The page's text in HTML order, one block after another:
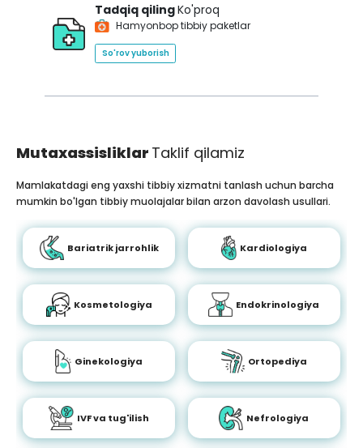
Tadqiq qilingKo'proq
Hamyonbop tibbiy paketlar
So'rov yuborish
Mutaxassisliklar Taklif qilamiz
Mamlakatdagi eng yaxshi tibbiy xizmatni tanlash uchun barcha
mumkin bo'lgan tibbiy muolajalar bilan arzon davolash usullari.
Bariatrik jarrohlik Kardiologiya
Kosmetologiya Endokrinologiya
Ginekologiya Ortopediya
IVF va tug'ilish Nefrologiya